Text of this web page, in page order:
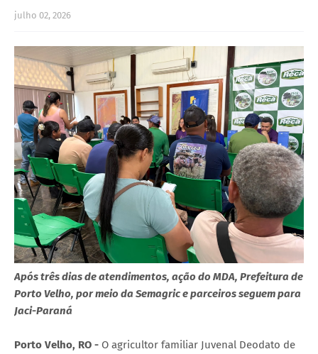
julho 02, 2026
Após três dias de atendimentos, ação do MDA, Prefeitura de
Porto Velho, por meio da Semagric e parceiros seguem para
Jaci-Paraná
Porto Velho, RO - O agricultor familiar Juvenal Deodato de